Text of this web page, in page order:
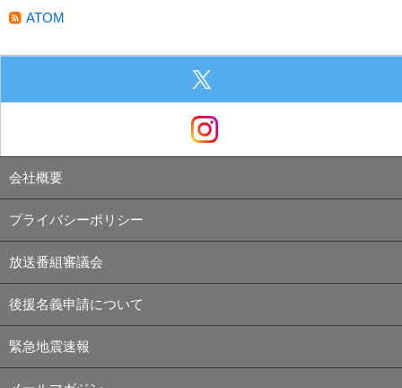
ATOM
会社概要
プライバシーポリシー
放送番組審議会
後援名義申請について
緊急地震速報